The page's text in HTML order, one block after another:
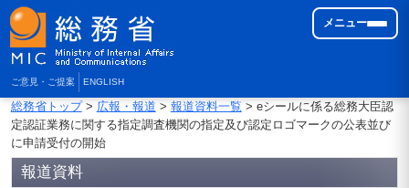
ご意見・ご提案 ENGLISH
メニュー
総務省トップ> 広報・報道 > 報道資料一覧> eシールに係る総務大臣認
定認証業務に関する指定調査機関の指定及び認定ロゴマークの公表並び
に申請受付の開始
報道資料